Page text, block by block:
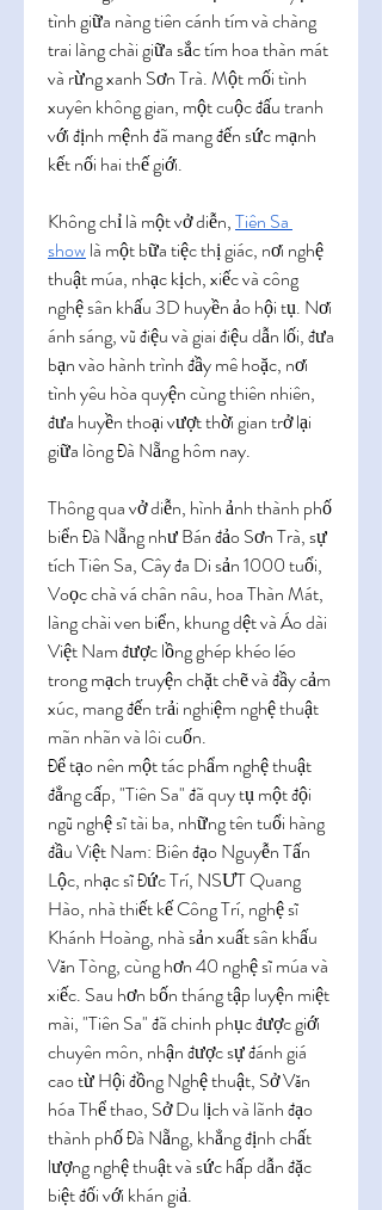
tình giữa nàng tiên cánh tím và chàng
trai làng chài giữa sắc tím hoa thàn mát
và rừng xanh Sơn Trà. Một mối tình
xuyên không gian, một cuộc đấu tranh
với định mệnh đã mang đến sức mạnh
kết nối hai thế giới.
Không chỉ là một vở diễn, Tiên Sa
show là một bữa tiệc thị giác, nơi nghệ
thuật múa, nhạc kịch, xiếc và công
nghệ sân khấu 3D huyền ảo hội tụ. Nơi
ánh sáng, vũ điệu và giai điệu dẫn lối, đưa
bạn vào hành trình đầy mê hoặc, nơi
tình yêu hòa quyện cùng thiên nhiên,
đưa huyền thoại vượt thời gian trở lại
giữa lòng Đà Nẵng hôm nay.
Thông qua vở diễn, hình ảnh thành phố
biển Đà Nẵng như Bán đảo Sơn Trà, sự
tích Tiên Sa, Cây đa Di sản 1000 tuổi,
Voọc chà vá chân nâu, hoa Thàn Mát,
làng chài ven biển, khung dệt và Áo dài
Việt Nam được lồng ghép khéo léo
trong mạch truyện chặt chẽ và đầy cảm
xúc, mang đến trải nghiệm nghệ thuật
mãn nhãn và lôi cuốn.
Để tạo nên một tác phẩm nghệ thuật
đẳng cấp, "Tiên Sa" đã quy tụ một đội
ngũ nghệ sĩ tài ba, những tên tuổi hàng
đầu Việt Nam: Biên đạo Nguyễn Tấn
Lộc, nhạc sĩ Đức Trí, NSƯT Quang
Hào, nhà thiết kế Công Trí, nghệ sĩ
Khánh Hoàng, nhà sản xuất sân khấu
Văn Tòng, cùng hơn 40 nghệ sĩ múa và
xiếc. Sau hơn bốn tháng tập luyện miệt
mài, "Tiên Sa" đã chinh phục được giới
chuyên môn, nhận được sự đánh giá
cao từ Hội đồng Nghệ thuật, Sở Văn
hóa Thể thao, Sở Du lịch và lãnh đạo
thành phố Đà Nẵng, khẳng định chất
lượng nghệ thuật và sức hấp dẫn đặc
biệt đối với khán giả.